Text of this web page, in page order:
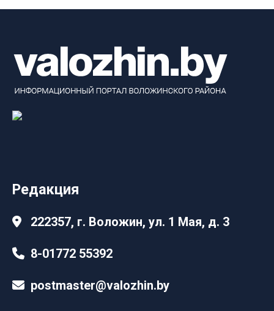
Редакция
222357, г. Воложин, ул. 1 Мая, д. 3
8-01772 55392
postmaster@valozhin.by